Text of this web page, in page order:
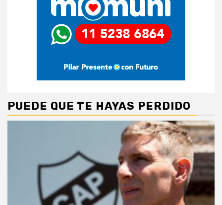
PUEDE QUE TE HAYAS PERDIDO